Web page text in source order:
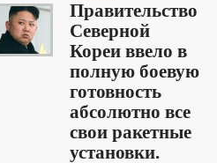
Правительство
Северной
Кореи ввело в
полную боевую
готовность
абсолютно все
свои ракетные
установки.